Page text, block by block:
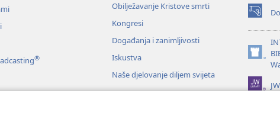
®
Obilježavanje Kristove smrti
Kongresi
Događanja i zanimljivosti
Iskustva
Naše djelovanje diljem svijeta
(otvara
se
prozor)
(otvara
novi
prozor)